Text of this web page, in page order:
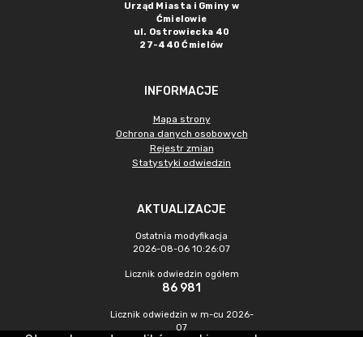
Urząd Miasta i Gminy w
Ćmielowie
ul. Ostrowiecka 40
27-440 Ćmielów
INFORMACJE
Mapa strony
Ochrona danych osobowych
Rejestr zmian
Statystyki odwiedzin
AKTUALIZACJE
Ostatnia modyfikacja
2026-08-06 10:26:07
Licznik odwiedzin ogółem
86 981
Licznik odwiedzin w m-cu 2026-
07